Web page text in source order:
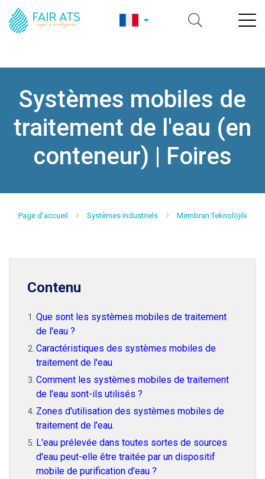
Systèmes mobiles de
traitement de l'eau (en
conteneur) | Foires
Page d'accueil Systèmes industriels Membran Teknolojileri
Contenu
Que sont les systèmes mobiles de traitement
de l'eau ?
Caractéristiques des systèmes mobiles de
traitement de l'eau
Comment les systèmes mobiles de traitement
de l'eau sont-ils utilisés ?
Zones d'utilisation des systèmes mobiles de
traitement de l'eau.
L'eau prélevée dans toutes sortes de sources
d'eau peut-elle être traitée par un dispositif
mobile de purification d'eau ?